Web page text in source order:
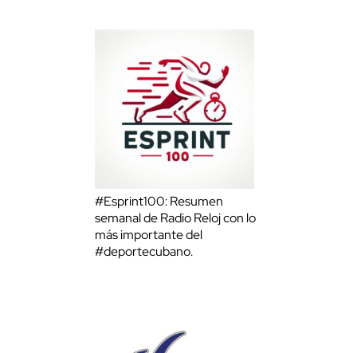
#Esprint100: Resumen
semanal de Radio Reloj con lo
más importante del
#deportecubano.